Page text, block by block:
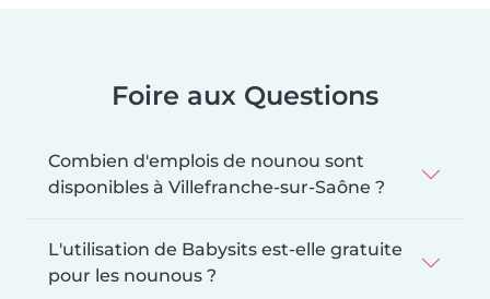
Foire aux Questions
Combien d'emplois de nounou sont
disponibles à Villefranche-sur-Saône ?
L'utilisation de Babysits est-elle gratuite
pour les nounous ?